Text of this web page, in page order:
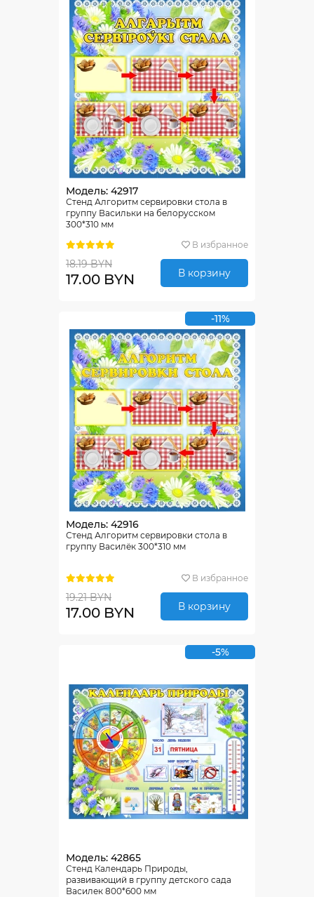
Модель: 42917
Стенд Алгоритм сервировки стола в
группу Васильки на белорусском
300*310 мм
В избранное
18.19 BYN
17.00 BYN В корзину
-11%
Модель: 42916
Стенд Алгоритм сервировки стола в
группу Василёк 300*310 мм
В избранное
19.21 BYN
17.00 BYN В корзину
-5%
Модель: 42865
Стенд Календарь Природы,
развивающий в группу детского сада
Василек 800*600 мм